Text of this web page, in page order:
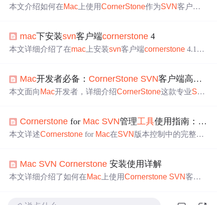
本文介绍如何在Mac 上使用CornerStone作为SVN客户
mac下安装svn客户端cornerstone 4
本文详细介绍了在mac 上安装svn客户端cornerstone 4.1的
绍，适合svn初学者。
Mac开发者必备： CornerStone SVN客户端高效使用指南
本文面向 Mac开发者，详细介绍CornerStone这款专业SV
日志追溯、分支管理、书架暂存）。同时分析其相较于Git
工具的适用场景，强调在遗留SVN项目中提升开发效率的
Cornerstone for Mac SVN管理工具使用指南：从仓库创建到提交
本文详述Cornerstone for Mac在SVN 版本控制中的完整应
队协作规范。重点突出其GUI优势、Diff可视化、三方合
并、分支管理及日志分析等核心技术能力，面向Mac平台
Mac SVN Cornerstone 安装使用详解
本文详细介绍了如何在Mac上使用Cornerstone SVN客户